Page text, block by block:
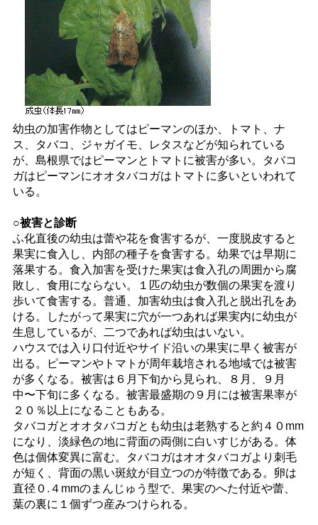
幼虫の加害作物としてはピーマンのほか、トマト、ナ
ス、タバコ、ジャガイモ、レタスなどが知られている
が、島根県ではピーマンとトマトに被害が多い。タバコ
ガはピーマンにオオタバコガはトマトに多いといわれて
いる。
○被害と診断
ふ化直後の幼虫は蕾や花を食害するが、一度脱皮すると
果実に食入し、内部の種子を食害する。幼果では早期に
落果する。食入加害を受けた果実は食入孔の周囲から腐
敗し、食用にならない。１匹の幼虫が数個の果実を渡り
歩いて食害する。普通、加害幼虫は食入孔と脱出孔をあ
ける。したがって果実に穴が一つあれば果実内に幼虫が
生息しているが、二つであれば幼虫はいない。
ハウスでは入り口付近やサイド沿いの果実に早く被害が
出る。ピーマンやトマトが周年栽培される地域では被害
が多くなる。被害は６月下旬から見られ、８月、９月
中〜下旬に多くなる。被害最盛期の９月には被害果率が
２０％以上になることもある。
タバコガとオオタバコガとも幼虫は老熟すると約４０mm
になり、淡緑色の地に背面の両側に白いすじがある。体
色は個体変異に富む。タバコガはオオタバコガより刺毛
が短く、背面の黒い斑紋が目立つのが特徴である。卵は
直径０.４mmのまんじゅう型で、果実のへた付近や蕾、
葉の裏に１個ずつ産みつけられる。